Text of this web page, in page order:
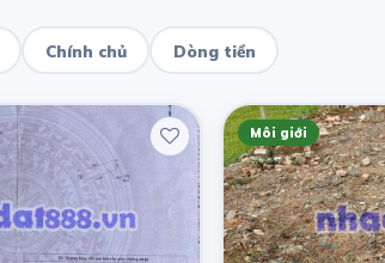
Chính chủ Dòng tiền
Môi giới